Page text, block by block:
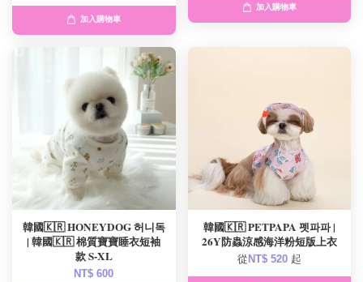
加入購物車
加入購物車
韓國🇰🇷 HONEYDOG 허니독
| 韓國🇰🇷 棉質寶寶睡衣短袖
款 S-XL
NT$ 600
韓國🇰🇷 PETPAPA 펫파파 |
26Y防蟲涼感海洋粉短版上衣
從 NT$ 520 起